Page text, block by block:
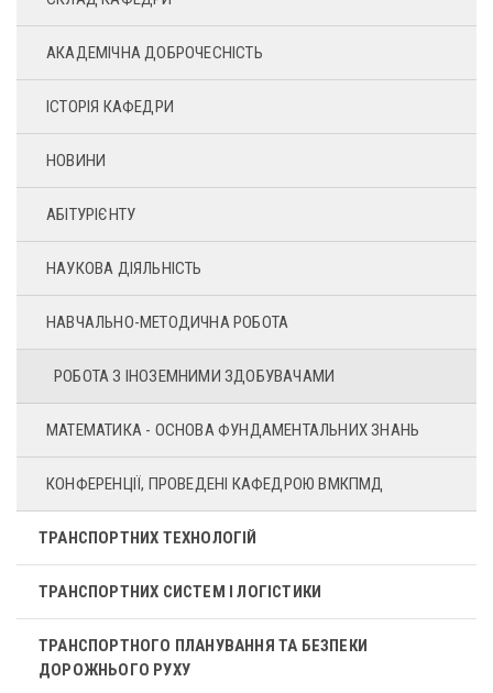
АКАДЕМІЧНА ДОБРОЧЕСНІСТЬ
ІСТОРІЯ КАФЕДРИ
НОВИНИ
АБІТУРІЄНТУ
НАУКОВА ДІЯЛЬНІСТЬ
НАВЧАЛЬНО-МЕТОДИЧНА РОБОТА
РОБОТА З ІНОЗЕМНИМИ ЗДОБУВАЧАМИ
МАТЕМАТИКА - ОСНОВА ФУНДАМЕНТАЛЬНИХ ЗНАНЬ
КОНФЕРЕНЦІЇ, ПРОВЕДЕНІ КАФЕДРОЮ ВМКПМД
ТРАНСПОРТНИХ ТЕХНОЛОГІЙ
ТРАНСПОРТНИХ СИСТЕМ І ЛОГІСТИКИ
ТРАНСПОРТНОГО ПЛАНУВАННЯ ТА БЕЗПЕКИ
ДОРОЖНЬОГО РУХУ